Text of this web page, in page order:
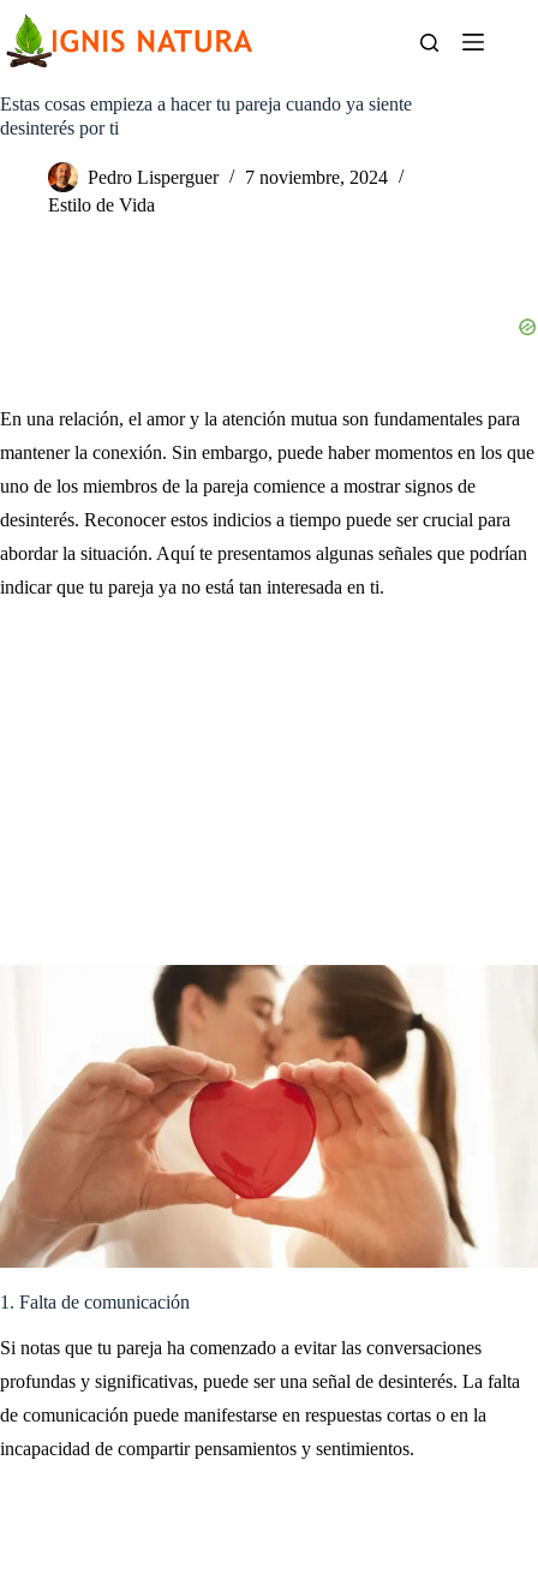
contenido
Estas cosas empieza a hacer tu pareja cuando ya siente
desinterés por ti
Pedro Lisperguer
7 noviembre, 2024
Estilo de Vida
En una relación, el amor y la atención mutua son fundamentales para
mantener la conexión. Sin embargo, puede haber momentos en los que
uno de los miembros de la pareja comience a mostrar signos de
desinterés. Reconocer estos indicios a tiempo puede ser crucial para
abordar la situación. Aquí te presentamos algunas señales que podrían
indicar que tu pareja ya no está tan interesada en ti.
1. Falta de comunicación
Si notas que tu pareja ha comenzado a evitar las conversaciones
profundas y significativas, puede ser una señal de desinterés. La falta
de comunicación puede manifestarse en respuestas cortas o en la
incapacidad de compartir pensamientos y sentimientos.